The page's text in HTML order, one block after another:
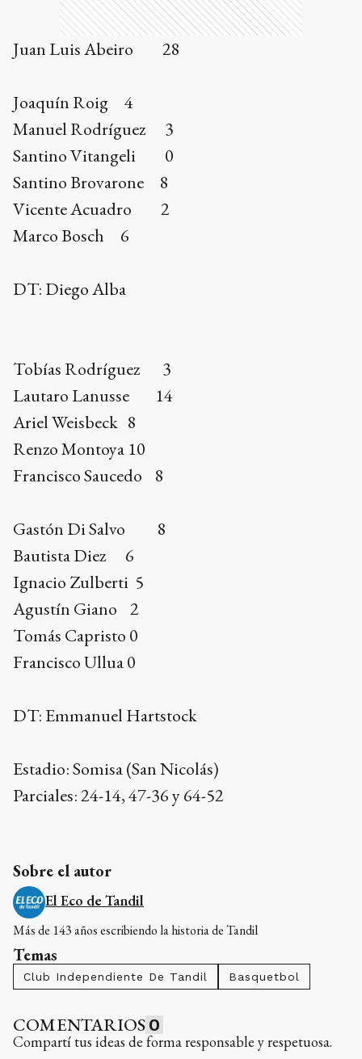
Juan Luis Abeiro 28
Joaquín Roig 4
Manuel Rodríguez 3
Santino Vitangeli 0
Santino Brovarone 8
Vicente Acuadro 2
Marco Bosch 6
DT: Diego Alba
Tobías Rodríguez 3
Lautaro Lanusse 14
Ariel Weisbeck 8
Renzo Montoya 10
Francisco Saucedo 8
Gastón Di Salvo 8
Bautista Diez 6
Ignacio Zulberti 5
Agustín Giano 2
Tomás Capristo 0
Francisco Ullua 0
DT: Emmanuel Hartstock
Estadio: Somisa (San Nicolás)
Parciales: 24-14, 47-36 y 64-52
Sobre el autor
El Eco de Tandil
Más de 143 años escribiendo la historia de Tandil
Temas
Club Independiente De Tandil Basquetbol
COMENTARIOS 0
Compartí tus ideas de forma responsable y respetuosa.